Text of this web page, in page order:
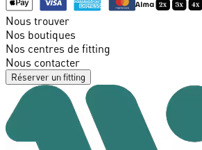
Nous trouver
Nos boutiques
Nos centres de fitting
Nous contacter
Réserver un fitting